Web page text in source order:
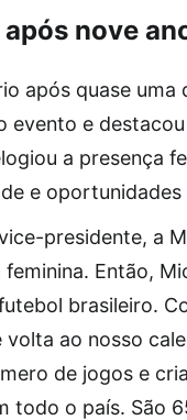
nove
após quase
evento e
a presença
e
presidente, a
Então,
brasileiro.
volta ao nosso
de jogos e
todo o país. São